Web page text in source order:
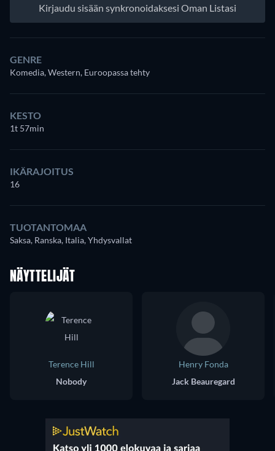
Kirjaudu sisään synkronoidaksesi Oman Listasi
GENRE
Komedia, Western, Euroopassa tehty
KESTO
1t 57min
IKÄRAJOITUS
16
TUOTANTOMAA
Saksa, Ranska, Italia, Yhdysvallat
NÄYTTELIJÄT
Terence Hill
Nobody
Henry Fonda
Jack Beauregard